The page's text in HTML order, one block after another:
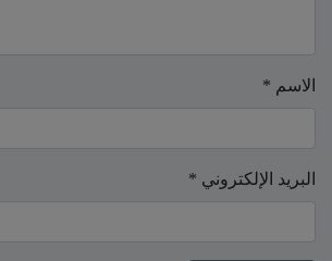
الاسم *
البريد الإلكتروني *